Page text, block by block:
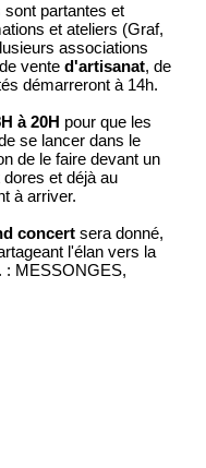
partantes et
et ateliers (Graf,
associations
vente d'artisanat, de
démarreront à 14h.
à 20H pour que les
se lancer dans le
de le faire devant un
et déjà au
à arriver.
concert sera donné,
l'élan vers la
: MESSONGES,